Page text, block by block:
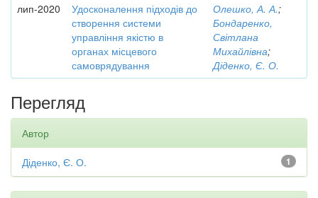
лип-2020
Удосконалення підходів до
створення системи
управління якістю в
органах місцевого
самоврядування
Олешко, А. А.;
Бондаренко,
Світлана
Михайлівна;
Діденко, Є. О.
Перегляд
Автор
1
Діденко, Є. О.